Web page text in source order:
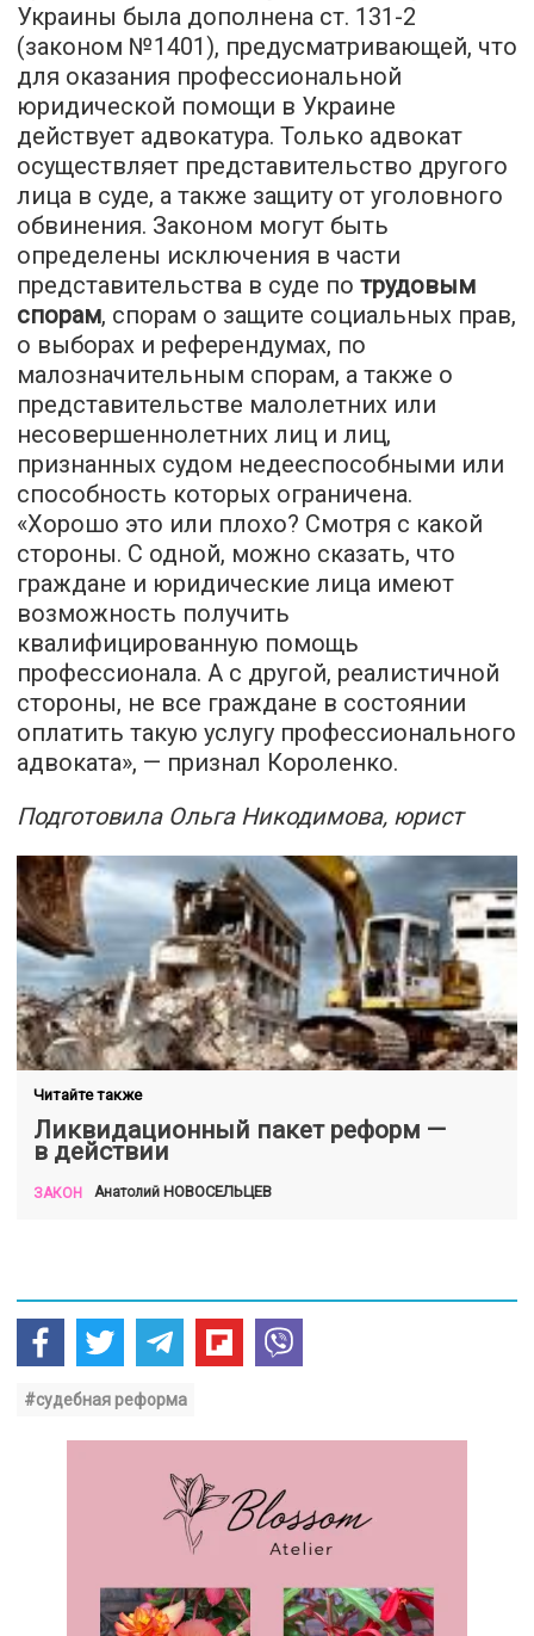
Украины была дополнена ст. 131-2
(законом №1401), предусматривающей, что
для оказания профессиональной
юридической помощи в Украине
действует адвокатура. Только адвокат
осуществляет представительство другого
лица в суде, а также защиту от уголовного
обвинения. Законом могут быть
определены исключения в части
представительства в суде по трудовым
спорам, спорам о защите социальных прав,
о выборах и референдумах, по
малозначительным спорам, а также о
представительстве малолетних или
несовершеннолетних лиц и лиц,
признанных судом недееспособными или
способность которых ограничена.
«Хорошо это или плохо? Смотря с какой
стороны. С одной, можно сказать, что
граждане и юридические лица имеют
возможность получить
квалифицированную помощь
профессионала. А с другой, реалистичной
стороны, не все граждане в состоянии
оплатить такую услугу профессионального
адвоката», — признал Короленко.
Подготовила Ольга Никодимова, юрист
Читайте также
Ликвидационный пакет реформ —
в действии
ЗАКОН Анатолий НОВОСЕЛЬЦЕВ
#судебная реформа